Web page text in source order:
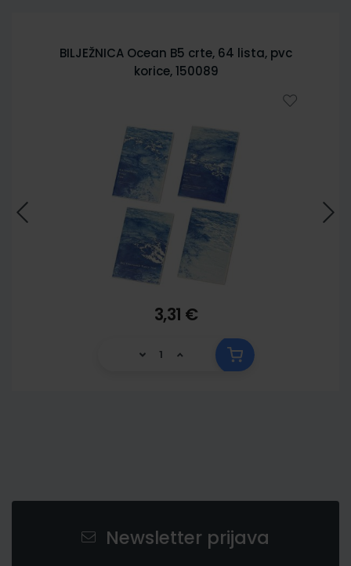
BILJEŽNICA Ocean B5 crte, 64 lista, pvc
korice, 150089
3,31 €
Newsletter prijava